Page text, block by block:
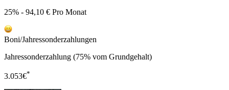
25% - 94,10 € Pro Monat
Boni/Jahressonderzahlungen
Jahressonderzahlung (75% vom Grundgehalt)
3.053€*